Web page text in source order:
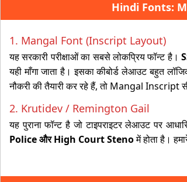
Hindi Fonts:
1. Mangal Font (Inscript Layout)
यह सरकारी परीक्षाओं का सबसे लोकप्रिय फॉन्ट है।
यही माँगा जाता है। इसका कीबोर्ड लेआउट बहुत
नौकरी की तैयारी कर रहे हैं, तो Mangal Inscript
2. Krutidev / Remington Gail
यह पुराना फॉन्ट है जो टाइपराइटर लेआउट पर
Police और High Court Stenoमें होता है।